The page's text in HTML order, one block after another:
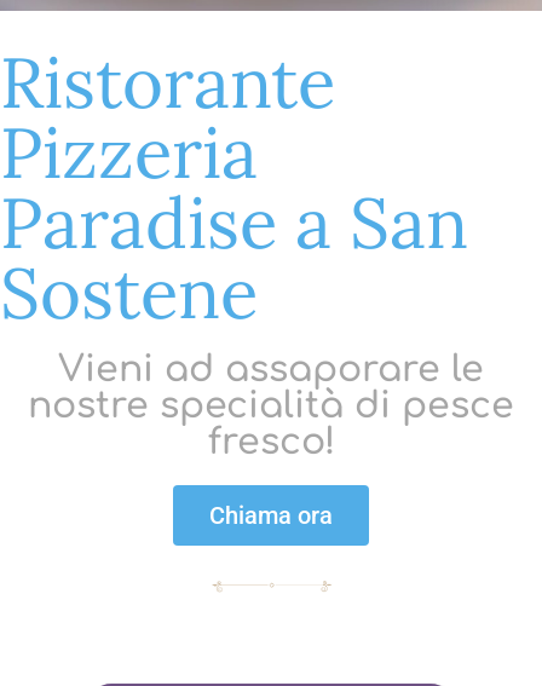
Ristorante
Pizzeria
Paradise a San
Sostene
Vieni ad assaporare le
nostre specialità di pesce
fresco!
Chiama ora